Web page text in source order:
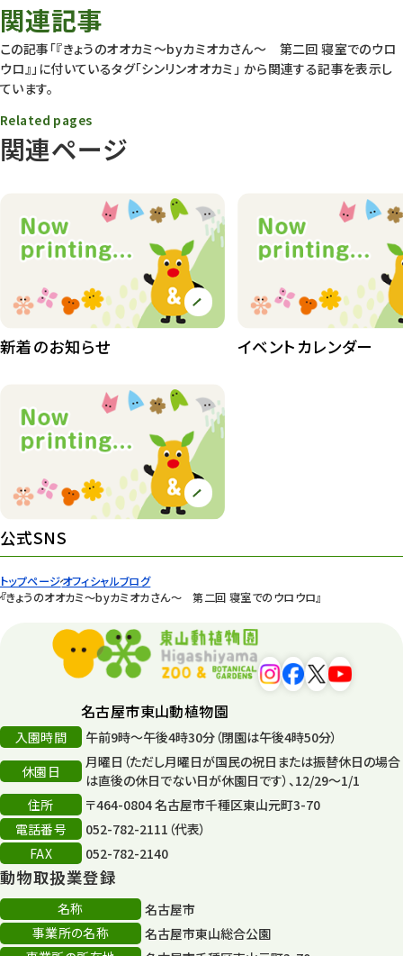
トップページオフィシャルブログ
『きょうのオオカミ～byカミオカさん～ 第二回 寝室でのウロウロ』
動物園
動物園長のZooコラム 172
植物園
植物園長の庭
植物園 その他
桜情報 83
紅葉情報 52
イベント
環境教育
遊園地
タワー
森のとこやさん
再生フォーラム
80周年 36
その他
その他イベント
スカイタワー
年末年始のイベント
関連記事
この記事「『きょうのオオカミ～byカミオカさん～ 第二回 寝室でのウロ
ウロ』」に付いているタグ「シンリンオオカミ」 から関連する記事を表示し
ています。
関連ページ
Related pages
新着のお知らせ イベントカレンダー
公式SNS
名古屋市東山動植物園
入園時間
午前9時～午後4時30分（閉園は午後4時50分）
休園日
月曜日（ただし月曜日が国民の祝日または振替休日の場合
は直後の休日でない日が休園日です）、12/29～1/1
住所
〒464-0804 名古屋市千種区東山元町3-70
電話番号
052-782-2111（代表）
FAX
052-782-2140
動物取扱業登録
名称
名古屋市
事業所の名称
名古屋市東山総合公園